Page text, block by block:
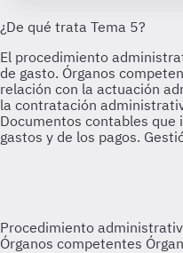
Procedimiento
Órganos competentes